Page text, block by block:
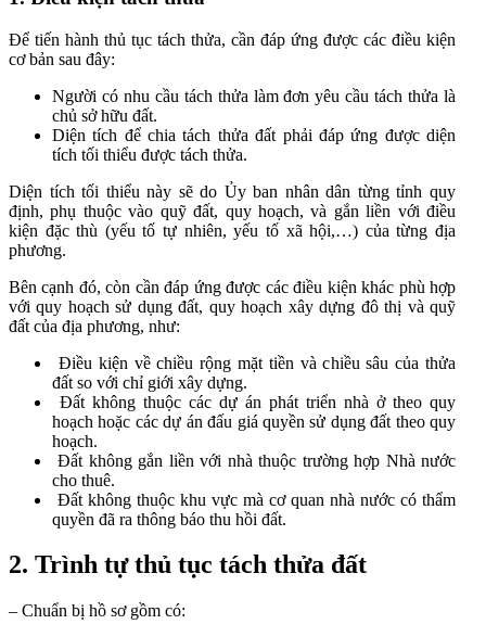
Để tiến hành thủ tục tách thửa, cần đáp ứng được các điều kiện
cơ bản sau đây:
Người có nhu cầu tách thửa làm đơn yêu cầu tách thửa là
chủ sở hữu đất.
Diện tích để chia tách thửa đất phải đáp ứng được diện
tích tối thiểu được tách thửa.
Diện tích tối thiểu này sẽ do Ủy ban nhân dân từng tỉnh quy
định, phụ thuộc vào quỹ đất, quy hoạch, và gắn liền với điều
kiện đặc thù (yếu tố tự nhiên, yếu tố xã hội,…) của từng địa
phương.
Bên cạnh đó, còn cần đáp ứng được các điều kiện khác phù hợp
với quy hoạch sử dụng đất, quy hoạch xây dựng đô thị và quỹ
đất của địa phương, như:
Điều kiện về chiều rộng mặt tiền và chiều sâu của thửa
đất so với chỉ giới xây dựng.
Đất không thuộc các dự án phát triển nhà ở theo quy
hoạch hoặc các dự án đấu giá quyền sử dụng đất theo quy
hoạch.
Đất không gắn liền với nhà thuộc trường hợp Nhà nước
cho thuê.
Đất không thuộc khu vực mà cơ quan nhà nước có thẩm
quyền đã ra thông báo thu hồi đất.
2. Trình tự thủ tục tách thửa đất
– Chuẩn bị hồ sơ gồm có: